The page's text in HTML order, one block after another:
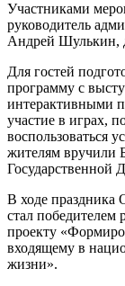
Участниками
руководитель
Андрей Шулькин,
Для гостей
программу с
интерактивными
участие в играх,
воспользоваться
жителям вручили
Государственной
В ходе праздника
стал победителем
проекту
входящему в
жизни».